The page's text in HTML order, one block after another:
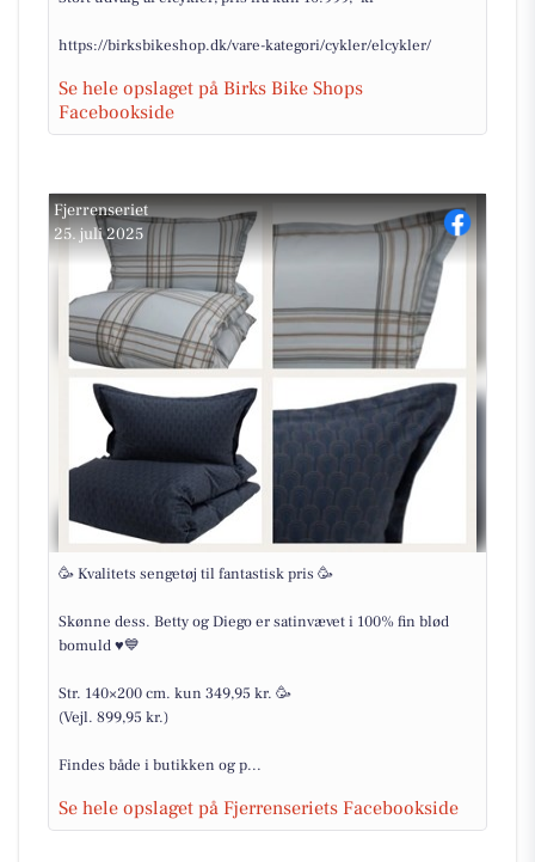
https://birksbikeshop.dk/vare-kategori/cykler/elcykler/
Se hele opslaget på Birks Bike Shops
Facebookside
Fjerrenseriet
25. juli 2025
🥳 Kvalitets sengetøj til fantastisk pris 🥳
Skønne dess. Betty og Diego er satinvævet i 100% fin blød
bomuld ♥️💙
Str. 140×200 cm. kun 349,95 kr. 🥳
(Vejl. 899,95 kr.)
Findes både i butikken og p...
Se hele opslaget på Fjerrenseriets Facebookside